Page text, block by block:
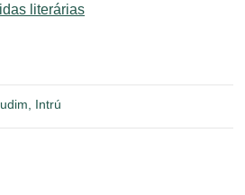
literárias
Intrú